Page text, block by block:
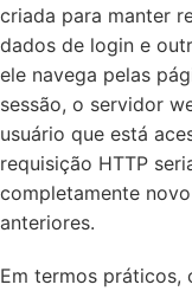
criada para manter
dados de login e
ele navega pelas
sessão, o servidor
usuário que está
requisição HTTP
completamente
anteriores.
Em termos práticos,